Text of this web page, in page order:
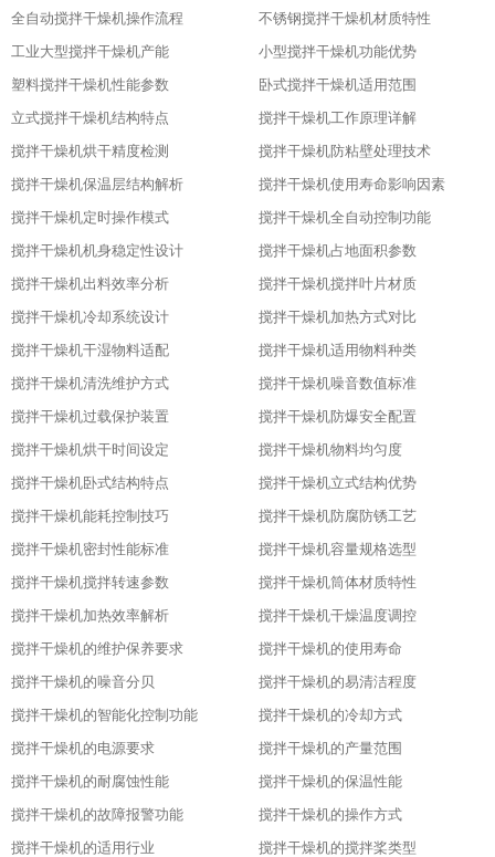
全自动搅拌干燥机操作流程
不锈钢搅拌干燥机材质特性
工业大型搅拌干燥机产能
小型搅拌干燥机功能优势
塑料搅拌干燥机性能参数
卧式搅拌干燥机适用范围
立式搅拌干燥机结构特点
搅拌干燥机工作原理详解
搅拌干燥机烘干精度检测
搅拌干燥机防粘壁处理技术
搅拌干燥机保温层结构解析
搅拌干燥机使用寿命影响因素
搅拌干燥机定时操作模式
搅拌干燥机全自动控制功能
搅拌干燥机机身稳定性设计
搅拌干燥机占地面积参数
搅拌干燥机出料效率分析
搅拌干燥机搅拌叶片材质
搅拌干燥机冷却系统设计
搅拌干燥机加热方式对比
搅拌干燥机干湿物料适配
搅拌干燥机适用物料种类
搅拌干燥机清洗维护方式
搅拌干燥机噪音数值标准
搅拌干燥机过载保护装置
搅拌干燥机防爆安全配置
搅拌干燥机烘干时间设定
搅拌干燥机物料均匀度
搅拌干燥机卧式结构特点
搅拌干燥机立式结构优势
搅拌干燥机能耗控制技巧
搅拌干燥机防腐防锈工艺
搅拌干燥机密封性能标准
搅拌干燥机容量规格选型
搅拌干燥机搅拌转速参数
搅拌干燥机筒体材质特性
搅拌干燥机加热效率解析
搅拌干燥机干燥温度调控
搅拌干燥机的维护保养要求
搅拌干燥机的使用寿命
搅拌干燥机的噪音分贝
搅拌干燥机的易清洁程度
搅拌干燥机的智能化控制功能
搅拌干燥机的冷却方式
搅拌干燥机的电源要求
搅拌干燥机的产量范围
搅拌干燥机的耐腐蚀性能
搅拌干燥机的保温性能
搅拌干燥机的故障报警功能
搅拌干燥机的操作方式
搅拌干燥机的适用行业
搅拌干燥机的搅拌桨类型